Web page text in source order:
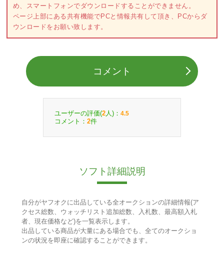
め、スマートフォンでダウンロードすることができません。
ページ上部にある共有機能でPCと情報共有して頂き、PCからダ
ウンロードをお願い致します。
コメント
ユーザーの評価(2 人)： 4.5
コメント： 2件
ソフト詳細説明
自分がヤフオクに出品している全オークションの詳細情報(ア
クセス総数、ウォッチリスト追加総数、入札数、最高額入札
者、現在価格など)を一覧表示します。
出品している商品が大量にある場合でも、全てのオークショ
ンの状況を即座に確認することができます。